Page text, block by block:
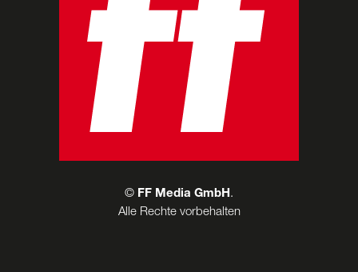
© FF Media GmbH.
Alle Rechte vorbehalten